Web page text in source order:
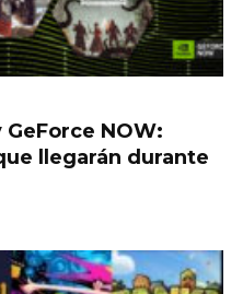
NOW:
llegarán durante